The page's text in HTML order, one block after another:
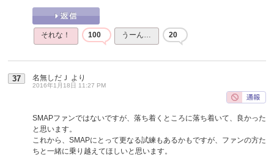
それな！ 100 うーん… 20
37 名無しだＪ より
2016年1月18日 11:27 PM
SMAPファンではないですが、落ち着くところに落ち着いて、良かった
と思います。
これから、SMAPにとって更なる試練もあるかもですが、ファンの方た
ちと一緒に乗り越えてほしいと思います。